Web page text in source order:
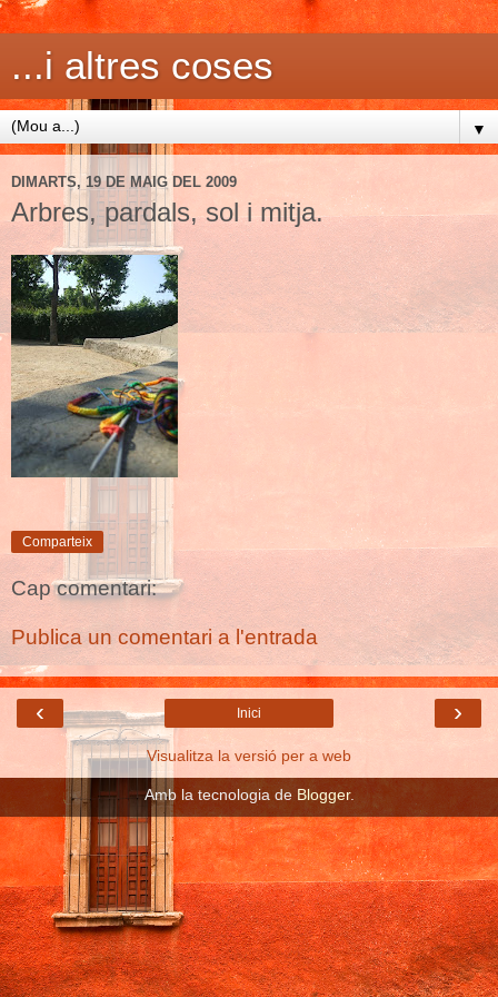
...i altres coses
▼
DIMARTS, 19 DE MAIG DEL 2009
Arbres, pardals, sol i mitja.
Comparteix
Cap comentari:
Publica un comentari a l'entrada
‹ ›
Inici
Visualitza la versió per a web
Amb la tecnologia de Blogger.